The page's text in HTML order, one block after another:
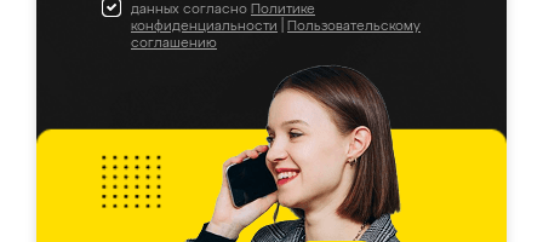
данных согласно Политике
конфиденциальности
Пользовательскому
соглашению